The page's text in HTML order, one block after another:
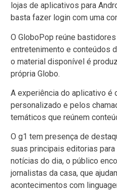
lojas de aplicativos para
basta fazer login com uma
O GloboPop reúne
entretenimento e conteúdos
o material disponível é
própria Globo.
A experiência do aplicativo é
personalizado e pelos
temáticos que reúnem
O g1 tem presença de
suas principais editorias
notícias do dia, o público
jornalistas da casa, que
acontecimentos com